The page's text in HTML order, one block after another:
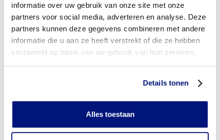
informatie over uw gebruik van onze site met onze
partners voor social media, adverteren en analyse. Deze
partners kunnen deze gegevens combineren met andere
informatie die u aan ze heeft verstrekt of die ze hebben
verzameld op basis van uw gebruik van hun services.
Details tonen
Alles toestaan
Wordt de osseointegratie armprothese geleverd onder de
bruikleen of lease regeling van uw zorgverzekering?
Wanneer mag mijn osseointegratie armprothese vervangen
worden?
armprothese toestemming nodig van mijn zorgverzekeraar?